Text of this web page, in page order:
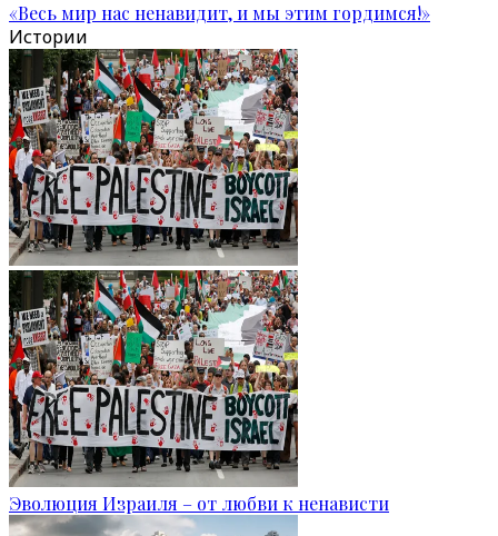
«Весь мир нас ненавидит, и мы этим гордимся!»
Истории
Эволюция Израиля – от любви к ненависти